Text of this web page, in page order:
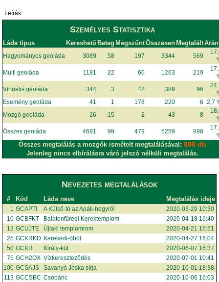
Leírás:
Személyes Statisztika
Láda típus Kereshető Beteg MegszűntÖsszesen Megtalált
Hagyományos geoláda 3089 58 197 3344 569
Multi geoláda
1181 22 60 1263 219
Virtuális geoláda
344 3 42 389 96
Esemény geoláda
41 1 178 220 6
2,7
Mozgó geoláda
26 15 2 43 8
Összes geoláda
4681 99 479 5259 898
Összes megtalálás a mozgók ismételt megtalálásával:898 db
Jelenleg nincs elbírálásra váró jelszó nélküli megtalálás.
Nevezetes megtalálások
# Kód Láda neve Megtalálás ideje
1 GCAPTI A Külső-tó az Apáti-hegyről
2020-03-29 10:30
10 GCBFKT Balatonfüredi Kerektemplom
2020-04-18 16:40
13 GCUJTE Újlaki templomrom
2020-04-21 16:51
25 GCKRKD Kerekedi-öböl
2020-04-27 16:04
50 GCKR Király-kút
2020-06-07 16:37
75 GCH2OX Vízkereszteződés
2020-07-01 10:41
100 GCSAJS Savanyó Jóska sírja
2020-10-01 18:38
113 GCCSBC Csobánc
2020-10-06 16:03